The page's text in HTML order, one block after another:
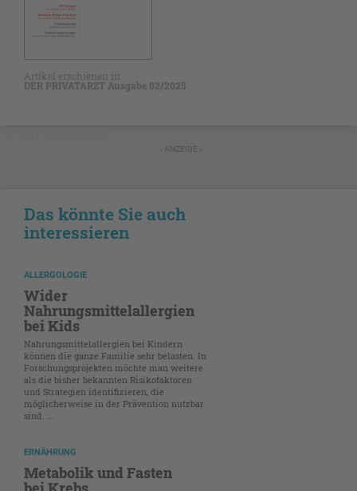
Artikel erschienen in
DER PRIVATARZT Ausgabe 02/2025
- ANZEIGE -
Das könnte Sie auch
interessieren
ALLERGOLOGIE
Wider
Nahrungsmittelallergien
bei Kids
Nahrungsmittelallergien bei Kindern
können die ganze Familie sehr belasten. In
Forschungsprojekten möchte man weitere
als die bisher bekannten Risikofaktoren
und Strategien identifizieren, die
möglicherweise in der Prävention nutzbar
sind. ...
ERNÄHRUNG
Metabolik und Fasten